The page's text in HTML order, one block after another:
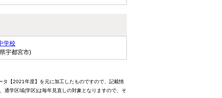
学校
宇都宮市)
【2021年度】を元に加工したものですので、記載情
通学区域(学区)は毎年見直しの対象となりますので、そ